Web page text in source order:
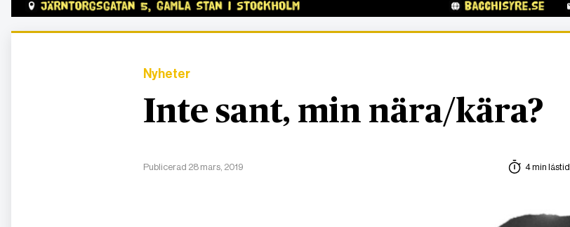
Nyheter
Inte sant, min nära/kära?
Publicerad 28 mars, 2019 4 min lästid